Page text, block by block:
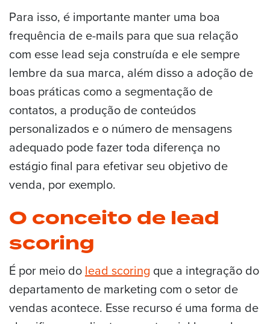
Para isso, é importante manter uma boa
frequência de e-mails para que sua relação
com esse lead seja construída e ele sempre
lembre da sua marca, além disso a adoção de
boas práticas como a segmentação de
contatos, a produção de conteúdos
personalizados e o número de mensagens
adequado pode fazer toda diferença no
estágio final para efetivar seu objetivo de
venda, por exemplo.
O conceito de lead
scoring
É por meio do lead scoring que a integração do
departamento de marketing com o setor de
vendas acontece. Esse recurso é uma forma de